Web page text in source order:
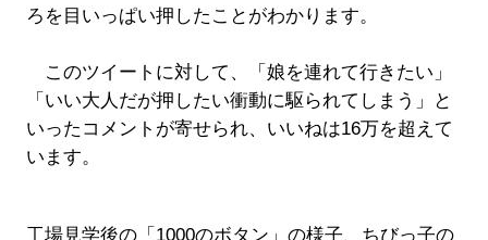
ろを目いっぱい押したことがわかります。
このツイートに対して、「娘を連れて行きたい」
「いい大人だが押したい衝動に駆られてしまう」と
いったコメントが寄せられ、いいねは16万を超えて
います。
工場見学後の「1000のボタン」の様子、ちびっ子の